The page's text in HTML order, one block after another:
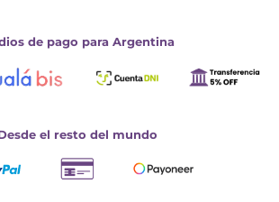
de pago para Argentina
el resto del mundo